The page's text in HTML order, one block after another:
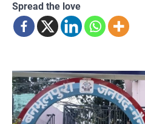
Spread the love